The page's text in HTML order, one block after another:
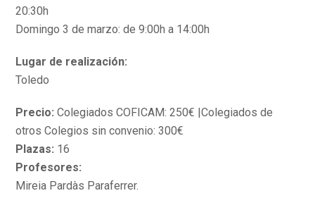
20:30h
Domingo 3 de marzo: de 9:00h a 14:00h
Lugar de realización:
Toledo
Precio: Colegiados COFICAM: 250€ |Colegiados de
otros Colegios sin convenio: 300€
Plazas: 16
Profesores:
Mireia Pardàs Paraferrer.